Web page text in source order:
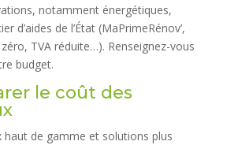
notamment énergétiques,
d’aides de l’État (MaPrimeRénov’,
TVA réduite…). Renseignez-vous
budget.
le coût des
haut de gamme et solutions plus